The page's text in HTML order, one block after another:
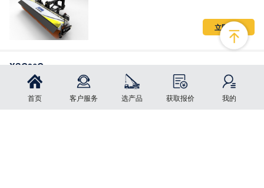
首页 客户服务 选产品 获取报价 我的
立即询价
XSG36G
挂装方式 : 铰接